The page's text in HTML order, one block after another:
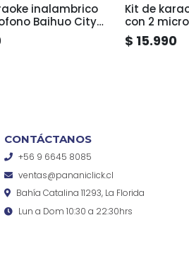
inalambrico
Baihuo City
Kit de
con 2
MY7325
$ 15.990
CONTÁCTANOS
+56 9 6645 8085
ventas@pananiclick.cl
Bahía Catalina 11293, La Florida
Lun a Dom 10:30 a 22:30hrs